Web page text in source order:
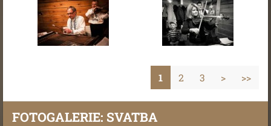
1 2 3 > >>
FOTOGALERIE: SVATBA